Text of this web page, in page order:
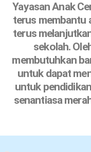
Yayasan Anak
terus membantu
terus
sekolah.
membutuhkan
untuk dapat
untuk
senantiasa